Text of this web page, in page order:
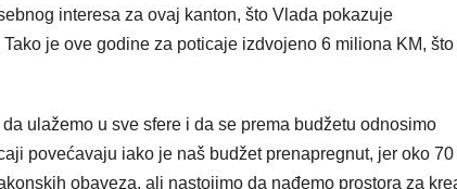
interesa za ovaj kanton, što Vlada pokazuje
je ove godine za poticaje izdvojeno 6 miliona KM, što
ulažemo u sve sfere i da se prema budžetu odnosimo
povećavaju iako je naš budžet prenapregnut, jer oko 70
obaveza, ali nastojimo da nađemo prostora za